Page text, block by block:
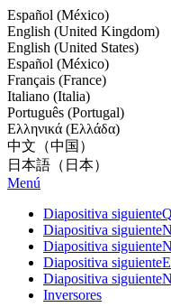
Español (México)
English (United Kingdom)
English (United States)
Español (México)
Français (France)
Italiano (Italia)
Português (Portugal)
Ελληνικά (Ελλάδα)
中文（中国）
日本語（日本）
Menú
Diapositiva siguiente
Diapositiva siguiente
Diapositiva siguiente
Diapositiva siguiente
Diapositiva siguiente
Inversores